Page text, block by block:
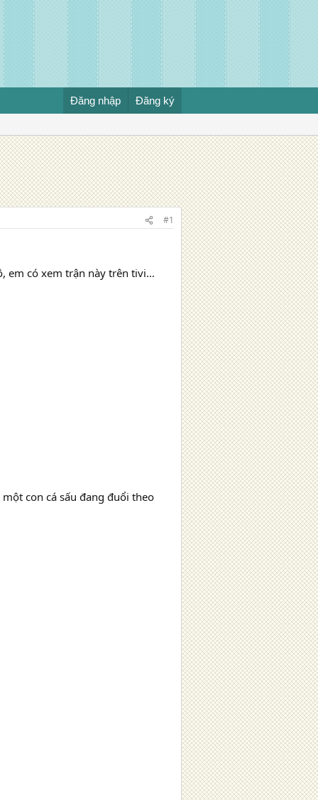
Đăng nhập Đăng ký
#1
em có xem trận này trên tivi…
con cá sấu đang đuổi theo